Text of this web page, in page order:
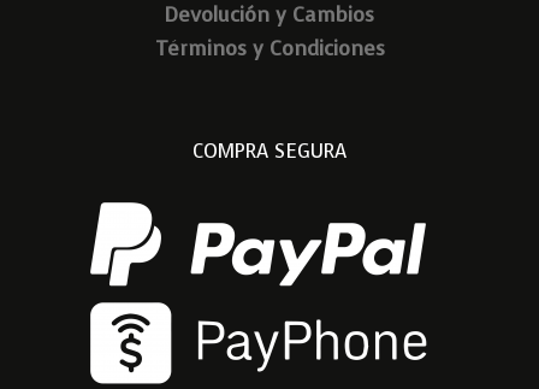
Devolución y Cambios
Términos y Condiciones
COMPRA SEGURA